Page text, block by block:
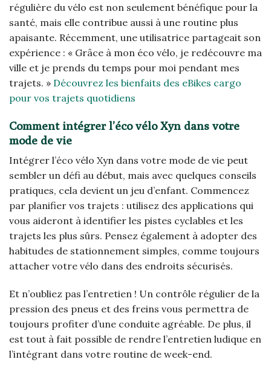
régulière du vélo est non seulement bénéfique pour la
santé, mais elle contribue aussi à une routine plus
apaisante. Récemment, une utilisatrice partageait son
expérience : « Grâce à mon éco vélo, je redécouvre ma
ville et je prends du temps pour moi pendant mes
trajets. » Découvrez les bienfaits des eBikes cargo
pour vos trajets quotidiens
Comment intégrer l’éco vélo Xyn dans votre
mode de vie
Intégrer l’éco vélo Xyn dans votre mode de vie peut
sembler un défi au début, mais avec quelques conseils
pratiques, cela devient un jeu d’enfant. Commencez
par planifier vos trajets : utilisez des applications qui
vous aideront à identifier les pistes cyclables et les
trajets les plus sûrs. Pensez également à adopter des
habitudes de stationnement simples, comme toujours
attacher votre vélo dans des endroits sécurisés.
Et n’oubliez pas l’entretien ! Un contrôle régulier de la
pression des pneus et des freins vous permettra de
toujours profiter d’une conduite agréable. De plus, il
est tout à fait possible de rendre l’entretien ludique en
l’intégrant dans votre routine de week-end.